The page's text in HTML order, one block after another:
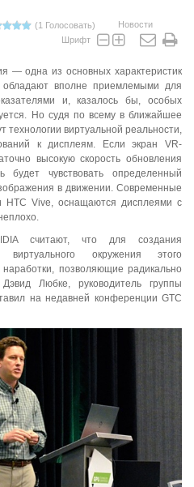
(1 Голосовать)
Новости
Шрифт
— одна из основных характеристик
вполне приемлемыми для
и, казалось бы, особых
Но судя по всему в ближайшее
технологии виртуальной реальности,
к дисплеям. Если экран VR-
высокую скорость обновления
будет чувствовать определенный
в движении. Современные
HTC Vive, оснащаются дисплеями с
считают, что для создания
виртуального окружения этого
позволяющие радикально
Любке, руководитель группы
на недавней конференции GTC